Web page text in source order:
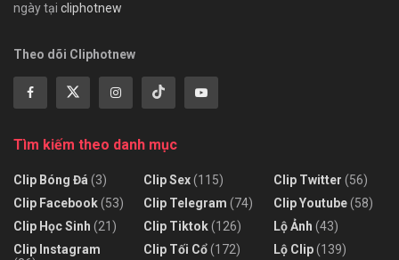
ngày tại cliphotnew
Theo dõi Cliphotnew
Tìm kiếm theo danh mục
Clip Bóng Đá (3)
Clip Facebook(53)
Clip Học Sinh (21)
Clip Instagram
Clip Sex(115)
Clip Telegram (74)
Clip Tiktok(126)
Clip Tối Cổ(172)
Clip Twitter (56)
Clip Youtube(58)
Lộ Ảnh (43)
Lộ Clip(139)